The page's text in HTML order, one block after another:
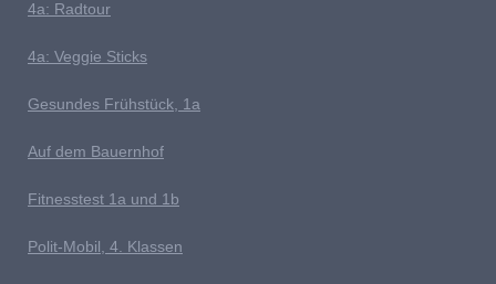
4a: Radtour
4a: Veggie Sticks
Gesundes Frühstück, 1a
Auf dem Bauernhof
Fitnesstest 1a und 1b
Polit-Mobil, 4. Klassen